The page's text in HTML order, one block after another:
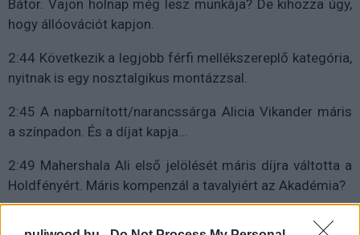
Bátor. Vajon holnap még lesz munkája? De kihozza úgy,
hogy állóovációt kapjon.
2:44 Következik a legjobb férfi mellékszereplő kategória,
nyitnak is egy nosztalgikus montázzsal.
2:45 A napbarnított/narancssárga Alicia Vikander máris
a színpadon. És a díjat kapja...
2:49 Mahershala Ali első jelölését máris díjra váltotta a
Holdfényért. Máris kompenzál a tavalyiért az Akadémia?